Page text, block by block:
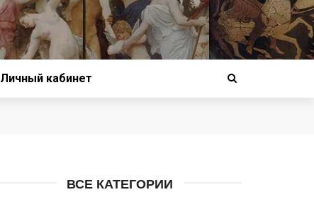
Личный кабинет
ВСЕ КАТЕГОРИИ